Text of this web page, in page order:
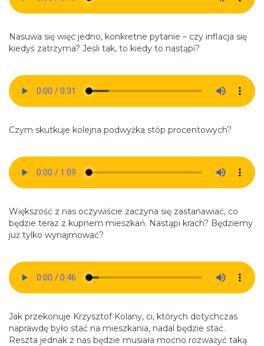
Nasuwa się więc jedno, konkretne pytanie – czy inflacja się
kiedyś zatrzyma? Jeśli tak, to kiedy to nastąpi?
Czym skutkuje kolejna podwyżka stóp procentowych?
Większość z nas oczywiście zaczyna się zastanawiać, co
będzie teraz z kupnem mieszkań. Nastąpi krach? Będziemy
już tylko wynajmować?
Jak przekonuje Krzysztof Kolany, ci, których dotychczas
naprawdę było stać na mieszkania, nadal będzie stać.
Reszta jednak z nas będzie musiała mocno rozważyć taką